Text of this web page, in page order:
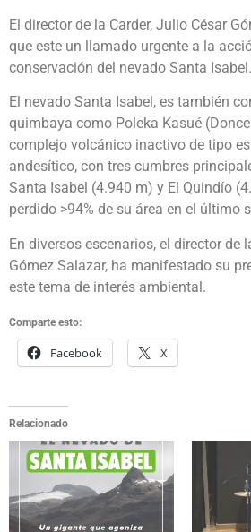
El director de la Carder, Julio César
que este un llamado urgente a la
conservación del nevado Santa Isabel.
El nevado Santa Isabel, es también
quimbaya como Poleka Kasué
complejo volcánico inactivo de tipo
andesítico, con tres cumbres
Santa Isabel (4.940 m) y El Quindío
perdido >94% de su área en el último
En diversos escenarios, el director de
Gómez Salazar, ha manifestado su
este tema de interés ambiental.
Comparte esto:
Facebook X
Relacionado